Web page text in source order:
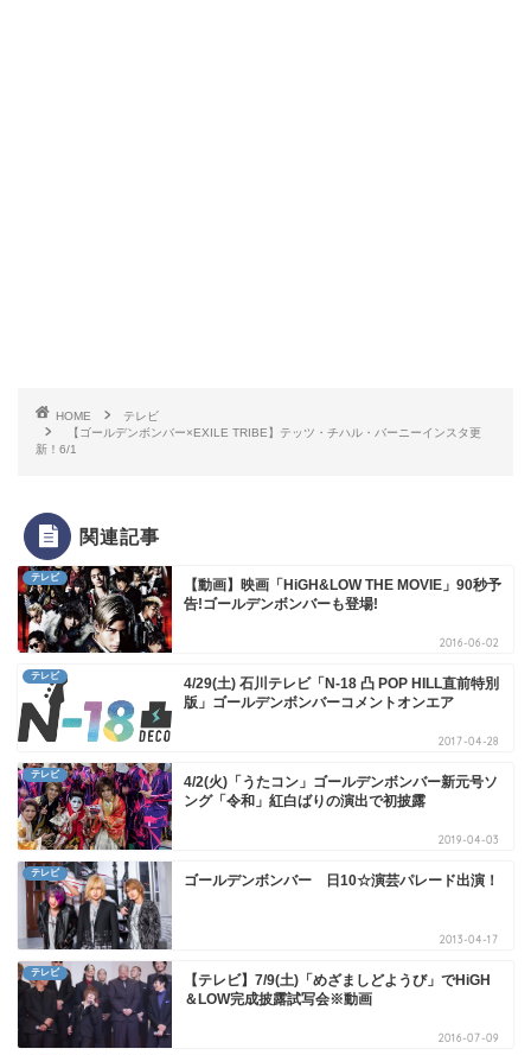
HOME
テレビ
【ゴールデンボンバー×EXILE TRIBE】テッツ・チハル・バーニーインスタ更
新！6/1
関連記事
テレビ
【動画】映画「HiGH&LOW THE MOVIE」90秒予
告!ゴールデンボンバーも登場!
2016-06-02
テレビ
4/29(土) 石川テレビ「N-18 凸 POP HILL直前特別
版」ゴールデンボンバーコメントオンエア
2017-04-28
テレビ
4/2(火)「うたコン」ゴールデンボンバー新元号ソ
ング「令和」紅白ばりの演出で初披露
2019-04-03
テレビ ゴールデンボンバー 日10☆演芸パレード出演！
2013-04-17
テレビ
【テレビ】7/9(土)「めざましどようび」でHiGH
＆LOW完成披露試写会※動画
2016-07-09